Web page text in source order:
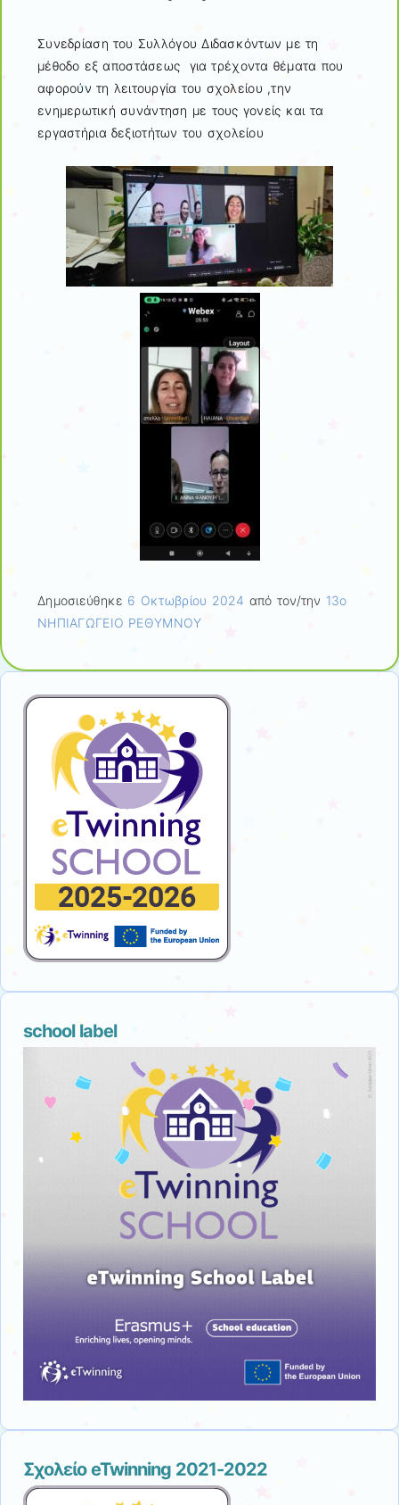
Συνεδρίαση του Συλλόγου Διδασκόντων με τη
μέθοδο εξ αποστάσεως για τρέχοντα θέματα που
αφορούν τη λειτουργία του σχολείου ,την
ενημερωτική συνάντηση με τους γονείς και τα
εργαστήρια δεξιοτήτων του σχολείου
Δημοσιεύθηκε 6 Οκτωβρίου 2024 από τον/την 13ο
ΝΗΠΙΑΓΩΓΕΙΟ ΡΕΘΥΜΝΟΥ
school label
Σχολείο eTwinning 2021-2022